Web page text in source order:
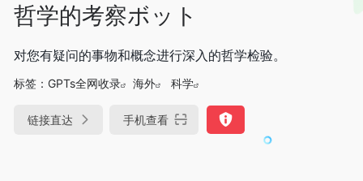
哲学的考察ボット
对您有疑问的事物和概念进行深入的哲学检验。
标签： GPTs全网收录 海外 科学
链接直达 手机查看